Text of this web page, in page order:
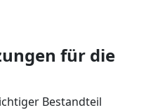
für die
Bestandteil